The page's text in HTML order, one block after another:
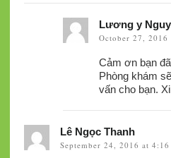
Lương y
October 27, 2016
Cảm ơn bạn
Phòng khám
vấn cho bạn.
Lê Ngọc Thanh
September 24, 2016 at 4:16